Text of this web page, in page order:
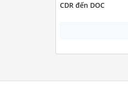
CDR đến DOC